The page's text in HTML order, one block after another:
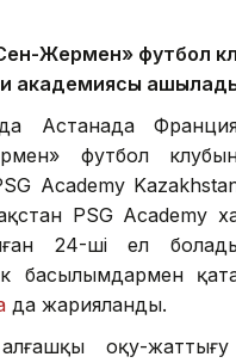
Жермен» футбол
академиясы
Астанада
футбол
Academy
PSG Academy
24-ші ел
басылымдармен
да жарияланды.
оқу-